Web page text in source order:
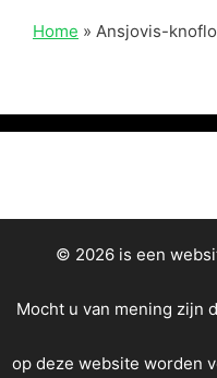
Home » Ansjovis-
© 2026 is een
Mocht u van mening zijn
op deze website worden